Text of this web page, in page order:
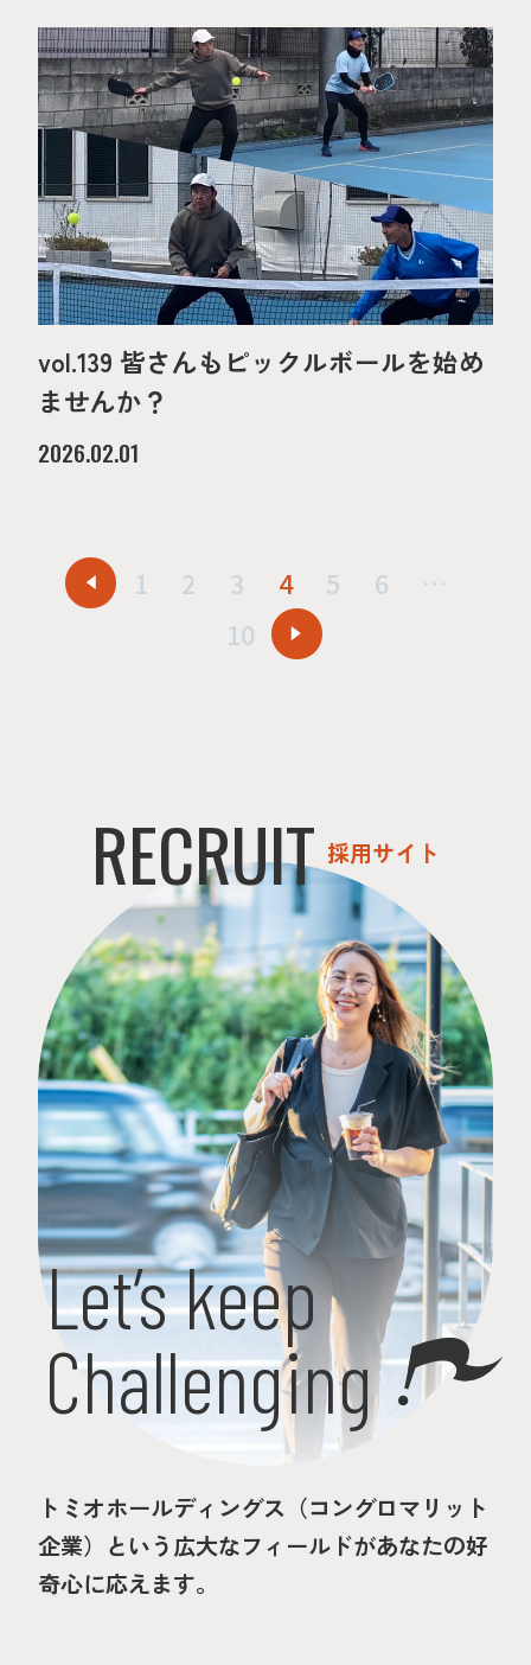
vol.139 皆さんもピックルボールを始め
ませんか？
2026.02.01
1 2 3 4 5 6
…
10
RECRUIT 採用サイト
Let’s keep
Challenging
トミオホールディングス（コングロマリット
企業）という広大なフィールドがあなたの好
奇心に応えます。